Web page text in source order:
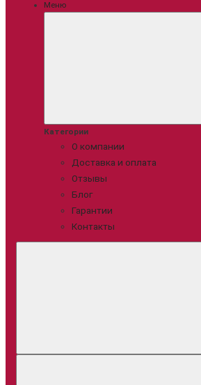
Меню
Категории
О компании
Доставка и оплата
Отзывы
Блог
Гарантии
Контакты